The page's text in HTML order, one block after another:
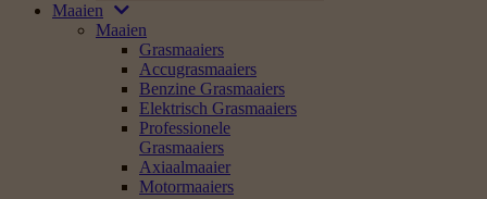
Maaien
Maaien
Grasmaaiers
Accugrasmaaiers
Benzine Grasmaaiers
Elektrisch Grasmaaiers
Professionele
Grasmaaiers
Axiaalmaaier
Motormaaiers